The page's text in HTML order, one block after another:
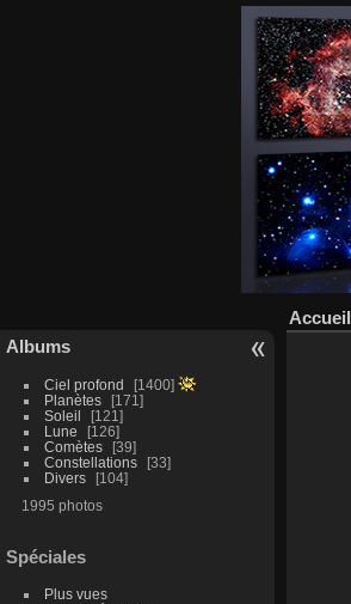
Albums
Ciel profond
1400
Planètes
171
Soleil
121
Lune
126
Comètes
39
Constellations
33
Divers
104
1995 photos
Spéciales
Plus vues
Accueil